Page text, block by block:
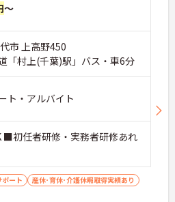
～
市 上高野450
「村上(千葉)駅」バス・車6分
ト・アルバイト
初任者研修・実務者研修あれ
ート
産休･育休･介護休暇取得実績あり